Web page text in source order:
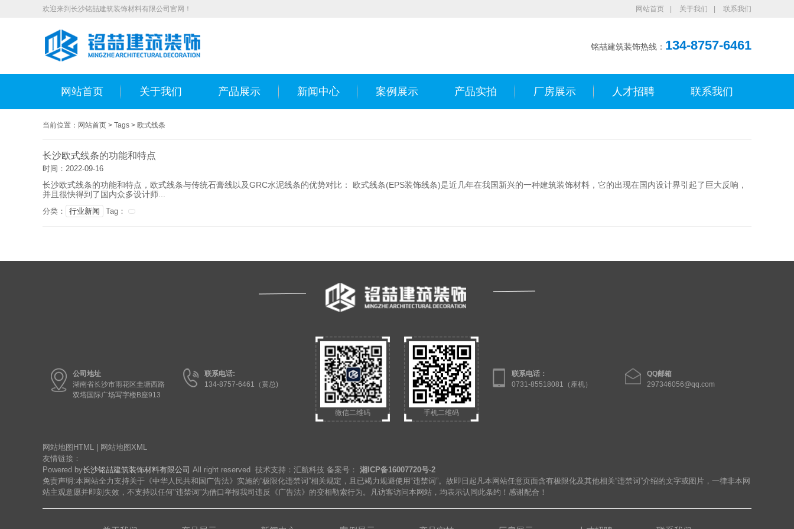
欢迎来到长沙铭喆建筑装饰材料有限公司官网！ 网站首页 关于我们 联系我们
铭喆建筑装饰热线： 134-8757-6461
网站首页 关于我们 产品展示 新闻中心 案例展示 产品实拍 厂房展示 人才招聘 联系我们
当前位置： 网站首页 > Tags > 欧式线条
长沙欧式线条的功能和特点
时间：2022-09-16
长沙欧式线条的功能和特点，欧式线条与传统石膏线以及GRC水泥线条的优势对比： 欧式线条(EPS装饰线条)是近几年在我国新兴的一种建筑装饰材料，它的出现在国内设计界引起了巨大反响，
并且很快得到了国内众多设计师...
分类： 行业新闻 Tag：
公司地址
湖南省长沙市雨花区圭塘西路
双塔国际广场写字楼B座913
联系电话:
134-8757-6461（黄总)
微信二维码 手机二维码
联系电话：
0731-85518081（座机）
QQ邮箱
297346056@qq.com
网站地图HTML
网站地图XML
友情链接：
Powered by长沙铭喆建筑装饰材料有限公司 All right reserved 技术支持：汇航科技 备案号：
湘ICP备16007720号-2
免责声明:本网站全力支持关于《中华人民共和国广告法》实施的“极限化违禁词”相关规定，且已竭力规避使用“违禁词”。故即日起凡本网站任意页面含有极限化及其他相关“违禁词”介绍的文字或图片，一律非本网
站主观意愿并即刻失效，不支持以任何"违禁词”为借口举报我司违反《广告法》的变相勒索行为。凡访客访问本网站，均表示认同此条约！感谢配合！